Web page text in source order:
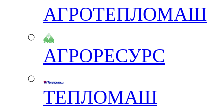
АГРОТЕПЛОМАШ
АГРОРЕСУРС
ТЕПЛОМАШ